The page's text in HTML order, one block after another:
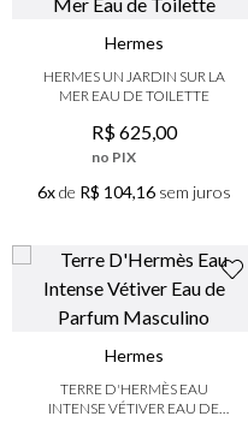
Hermes
HERMES UN JARDIN SUR LA
MER EAU DE TOILETTE
R$625,00
no PIX
6xde R$ 104,16sem juros
Hermes
TERRE D'HERMÈS EAU
INTENSE VÉTIVER EAU DE